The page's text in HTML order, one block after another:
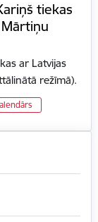
tiekas
ar Latvijas
režīmā).